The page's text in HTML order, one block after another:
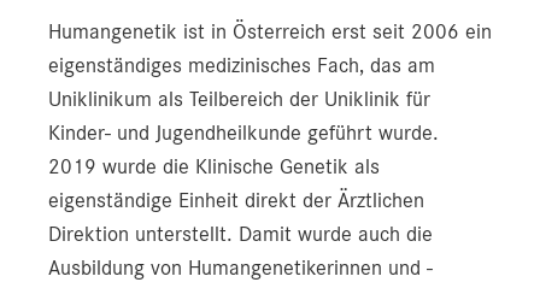
Humangenetik ist in Österreich erst seit 2006 ein
eigenständiges medizinisches Fach, das am
Uniklinikum als Teilbereich der Uniklinik für
Kinder- und Jugendheilkunde geführt wurde.
2019 wurde die Klinische Genetik als
eigenständige Einheit direkt der Ärztlichen
Direktion unterstellt. Damit wurde auch die
Ausbildung von Humangenetikerinnen und -